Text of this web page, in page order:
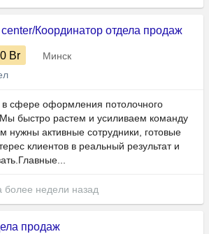
Координатор отдела продаж
Br
Минск
сфере оформления потолочного
быстро растем и усиливаем команду
нужны активные сотрудники, готовые
клиентов в реальный результат и
более недели назад
продаж